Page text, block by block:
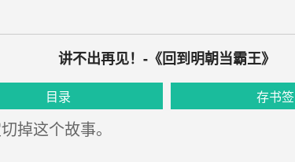
讲不出再见！-《回到明朝当霸王》
目录 存书签
掉这个故事。